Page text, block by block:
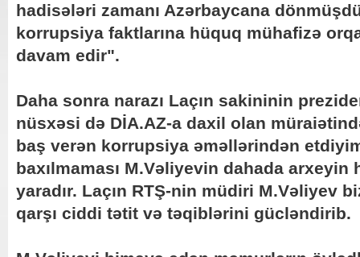
hadisələri zamanı Azərbaycana
korrupsiya faktlarına hüquq mühafizə
davam edir".
Daha sonra narazı Laçın sakininin
nüsxəsi də DİA.AZ-a daxil olan
baş verən korrupsiya əməllərindən
baxılmaması M.Vəliyevin dahada
yaradır. Laçın RTŞ-nin müdiri M.Vəliyev
qarşı ciddi tətit və təqiblərini gücləndirib.